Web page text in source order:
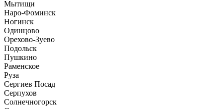
Мытищи
Наро-Фоминск
Ногинск
Одинцово
Орехово-Зуево
Подольск
Пушкино
Раменское
Руза
Сергиев Посад
Серпухов
Солнечногорск